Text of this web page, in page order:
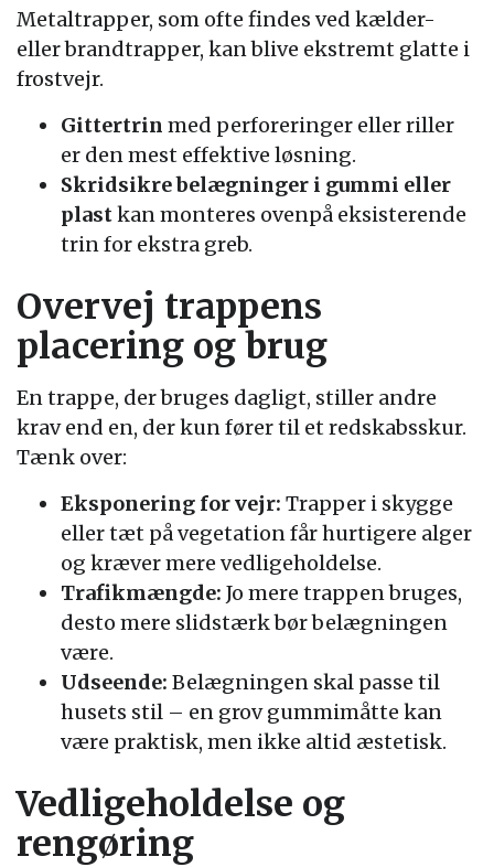
Metaltrapper, som ofte findes ved kælder-
eller brandtrapper, kan blive ekstremt glatte i
frostvejr.
Gittertrin med perforeringer eller riller
er den mest effektive løsning.
Skridsikre belægninger i gummi eller
plastkan monteres ovenpå eksisterende
trin for ekstra greb.
Overvej trappens
placering og brug
En trappe, der bruges dagligt, stiller andre
krav end en, der kun fører til et redskabsskur.
Tænk over:
Eksponering for vejr: Trapper i skygge
eller tæt på vegetation får hurtigere alger
og kræver mere vedligeholdelse.
Trafikmængde: Jo mere trappen bruges,
desto mere slidstærk bør belægningen
være.
Udseende: Belægningen skal passe til
husets stil – en grov gummimåtte kan
være praktisk, men ikke altid æstetisk.
Vedligeholdelse og
rengøring